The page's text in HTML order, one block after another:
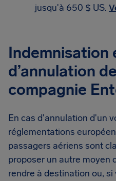
jusqu'à 650 $ US.
Indemnisation
d’annulation
compagnie
En cas d'annulation d'un
réglementations
passagers aériens sont
proposer un autre moyen
rendre à destination ou,